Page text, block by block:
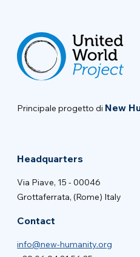
Principale progetto di New
Headquarters
Via Piave, 15 - 00046
Grottaferrata, (Rome) Italy
Contact
info@new-humanity.org